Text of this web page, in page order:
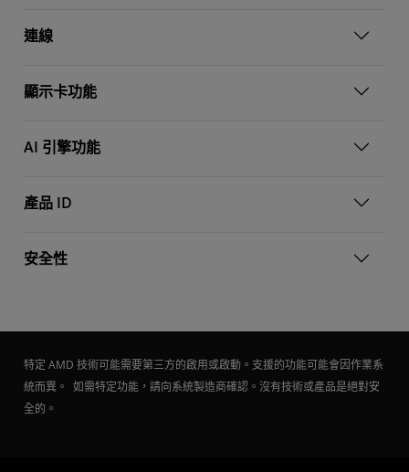
連線
顯示卡功能
AI 引擎功能
產品 ID
安全性
特定 AMD 技術可能需要第三方的啟用或啟動。支援的功能可能會因作業系
統而異。 如需特定功能，請向系統製造商確認。沒有技術或產品是絕對安
全的。